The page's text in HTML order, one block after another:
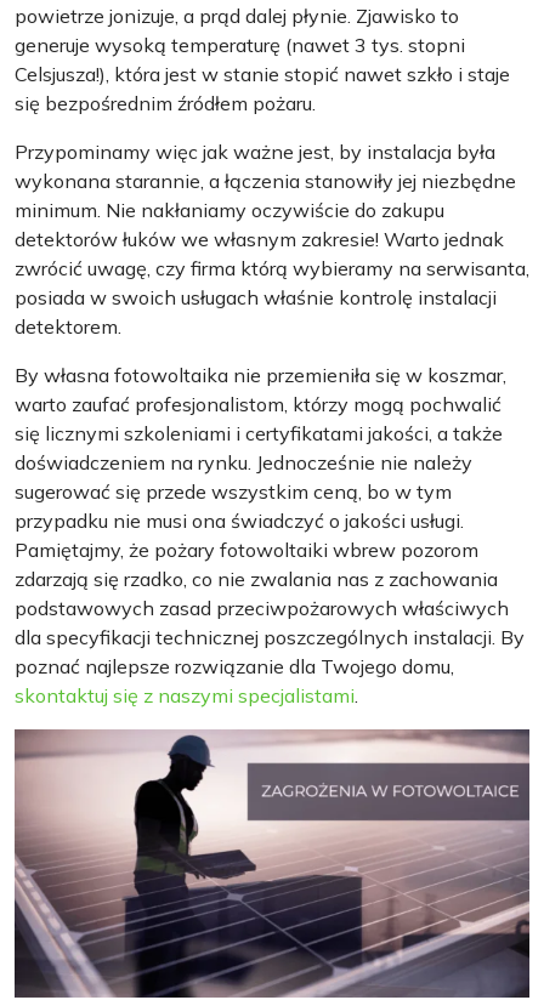
powietrze jonizuje, a prąd dalej płynie. Zjawisko to
generuje wysoką temperaturę (nawet 3 tys. stopni
Celsjusza!), która jest w stanie stopić nawet szkło i staje
się bezpośrednim źródłem pożaru.
Przypominamy więc jak ważne jest, by instalacja była
wykonana starannie, a łączenia stanowiły jej niezbędne
minimum. Nie nakłaniamy oczywiście do zakupu
detektorów łuków we własnym zakresie! Warto jednak
zwrócić uwagę, czy firma którą wybieramy na serwisanta,
posiada w swoich usługach właśnie kontrolę instalacji
detektorem.
By własna fotowoltaika nie przemieniła się w koszmar,
warto zaufać profesjonalistom, którzy mogą pochwalić
się licznymi szkoleniami i certyfikatami jakości, a także
doświadczeniem na rynku. Jednocześnie nie należy
sugerować się przede wszystkim ceną, bo w tym
przypadku nie musi ona świadczyć o jakości usługi.
Pamiętajmy, że pożary fotowoltaiki wbrew pozorom
zdarzają się rzadko, co nie zwalania nas z zachowania
podstawowych zasad przeciwpożarowych właściwych
dla specyfikacji technicznej poszczególnych instalacji. By
poznać najlepsze rozwiązanie dla Twojego domu,
skontaktuj się z naszymi specjalistami